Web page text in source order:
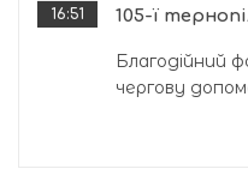
16:51
105-ї
Благодійний
чергову